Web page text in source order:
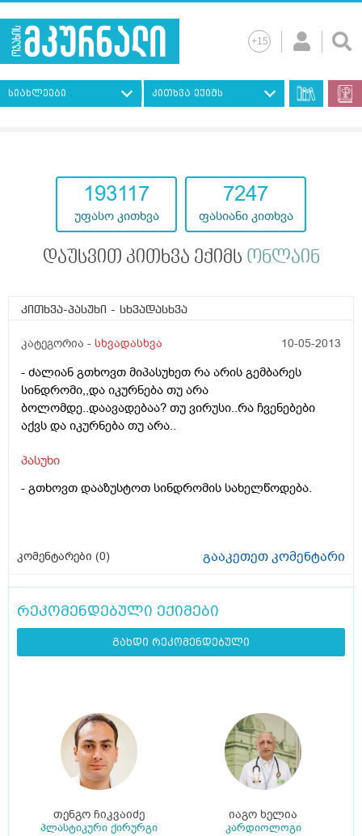
სიახლეები კითხვა ექიმს
193117
უფასო კითხვა
7247
ფასიანი კითხვა
დაუსვით კითხვა ექიმს ონლაინ
კითხვა-პასუხი - სხვადასხვა
კატეგორია - სხვადასხვა 10-05-2013
- ძალიან გთხოვთ მიპასუხეთ რა არის გემბარეს
სინდრომი,,და იკურნება თუ არა
ბოლომდე..დაავადებაა? თუ ვირუსი..რა ჩვენებები
აქვს და იკურნება თუ არა..
პასუხი
- გთხოვთ დააზუსტოთ სინდრომის სახელწოდება.
კომენტარები (0) გააკეთეთ კომენტარი
რეკომენდებული ექიმები
გახდი რეკომენდებული
თენგო ჩიკვაიძე
პლასტიკური ქირურგი
იაგო ხელია
კარდიოლოგი